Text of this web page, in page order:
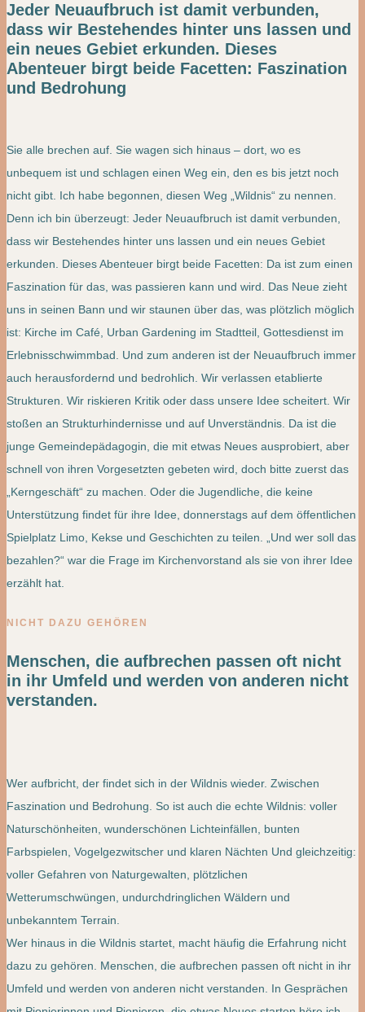
Jeder Neuaufbruch ist damit verbunden,
dass wir Bestehendes hinter uns lassen und
ein neues Gebiet erkunden. Dieses
Abenteuer birgt beide Facetten: Faszination
und Bedrohung
Sie alle brechen auf. Sie wagen sich hinaus – dort, wo es
unbequem ist und schlagen einen Weg ein, den es bis jetzt noch
nicht gibt. Ich habe begonnen, diesen Weg „Wildnis“ zu nennen.
Denn ich bin überzeugt: Jeder Neuaufbruch ist damit verbunden,
dass wir Bestehendes hinter uns lassen und ein neues Gebiet
erkunden. Dieses Abenteuer birgt beide Facetten: Da ist zum einen
Faszination für das, was passieren kann und wird. Das Neue zieht
uns in seinen Bann und wir staunen über das, was plötzlich möglich
ist: Kirche im Café, Urban Gardening im Stadtteil, Gottesdienst im
Erlebnisschwimmbad. Und zum anderen ist der Neuaufbruch immer
auch herausfordernd und bedrohlich. Wir verlassen etablierte
Strukturen. Wir riskieren Kritik oder dass unsere Idee scheitert. Wir
stoßen an Strukturhindernisse und auf Unverständnis. Da ist die
junge Gemeindepädagogin, die mit etwas Neues ausprobiert, aber
schnell von ihren Vorgesetzten gebeten wird, doch bitte zuerst das
„Kerngeschäft“ zu machen. Oder die Jugendliche, die keine
Unterstützung findet für ihre Idee, donnerstags auf dem öffentlichen
Spielplatz Limo, Kekse und Geschichten zu teilen. „Und wer soll das
bezahlen?“ war die Frage im Kirchenvorstand als sie von ihrer Idee
erzählt hat.
NICHT DAZU GEHÖREN
Menschen, die aufbrechen passen oft nicht
in ihr Umfeld und werden von anderen nicht
verstanden.
Wer aufbricht, der findet sich in der Wildnis wieder. Zwischen
Faszination und Bedrohung. So ist auch die echte Wildnis: voller
Naturschönheiten, wunderschönen Lichteinfällen, bunten
Farbspielen, Vogelgezwitscher und klaren Nächten Und gleichzeitig:
voller Gefahren von Naturgewalten, plötzlichen
Wetterumschwüngen, undurchdringlichen Wäldern und
unbekanntem Terrain.
Wer hinaus in die Wildnis startet, macht häufig die Erfahrung nicht
dazu zu gehören. Menschen, die aufbrechen passen oft nicht in ihr
Umfeld und werden von anderen nicht verstanden. In Gesprächen